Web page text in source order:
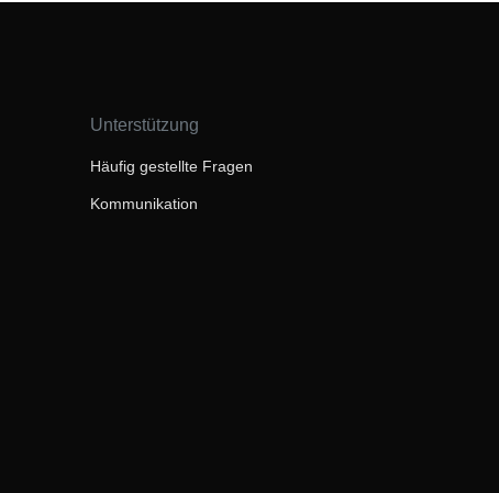
Unterstützung
Häufig gestellte Fragen
Kommunikation